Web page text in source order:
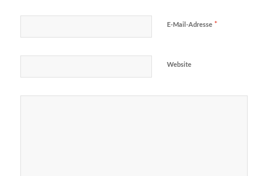
E-Mail-Adresse *
Website